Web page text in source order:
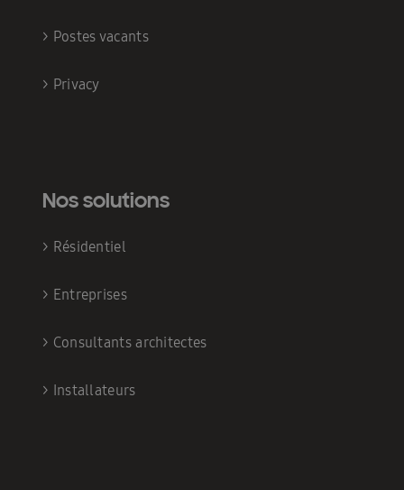
> Postes vacants
> Privacy
Nos solutions
> Résidentiel
> Entreprises
> Consultants architectes
> Installateurs